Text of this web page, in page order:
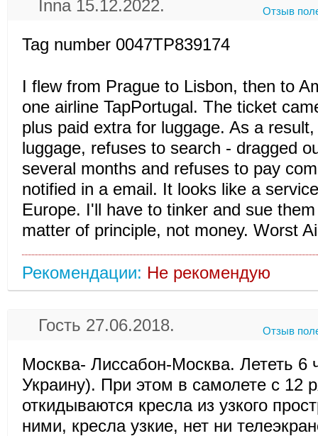
Inna 15.12.2022. Отзыв
Tag number 0047TP839174
I flew from Prague to Lisbon, then to
one airline TapPortugal. The ticket
plus paid extra for luggage. As a
luggage, refuses to search - dragged
several months and refuses to pay
notified in a email. It looks like a
Europe. I'll have to tinker and sue
matter of principle, not money. Worst
Рекомендации: Не рекомендую
Гость 27.06.2018. Отзыв
Москва- Лиссабон-Москва. Лететь 6
Украину). При этом в самолете с 12
откидываются кресла из узкого
ними, кресла узкие, нет ни